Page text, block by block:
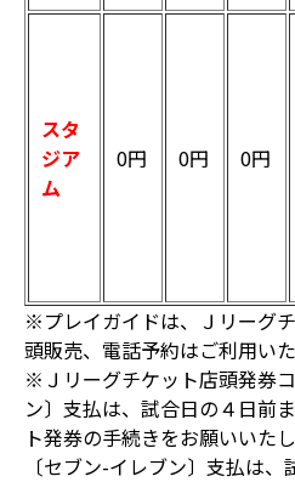
スタ
ジア
ム
0円 0円 0円
※プレイガイドは、Ｊリーグ
頭販売、電話予約はご利用い
※Ｊリーグチケット店頭発券
ン〕支払は、試合日の４日前
ト発券の手続きをお願いいた
〔セブン-イレブン〕支払は